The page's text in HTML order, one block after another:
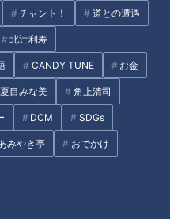
チャント！ 道との遭遇
北辻利寿
CANDY TUNE お金
夏目みな美 角上清司
DCM SDGs
みやき亭 おでかけ